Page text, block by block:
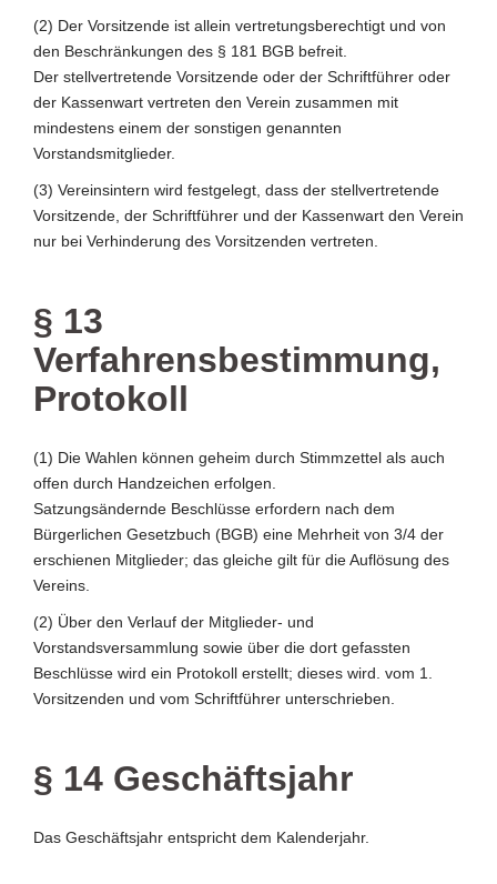
(2) Der Vorsitzende ist allein vertretungsberechtigt und von
den Beschränkungen des § 181 BGB befreit.
Der stellvertretende Vorsitzende oder der Schriftführer oder
der Kassenwart vertreten den Verein zusammen mit
mindestens einem der sonstigen genannten
Vorstandsmitglieder.
(3) Vereinsintern wird festgelegt, dass der stellvertretende
Vorsitzende, der Schriftführer und der Kassenwart den Verein
nur bei Verhinderung des Vorsitzenden vertreten.
§ 13
Verfahrensbestimmung,
Protokoll
(1) Die Wahlen können geheim durch Stimmzettel als auch
offen durch Handzeichen erfolgen.
Satzungsändernde Beschlüsse erfordern nach dem
Bürgerlichen Gesetzbuch (BGB) eine Mehrheit von 3/4 der
erschienen Mitglieder; das gleiche gilt für die Auflösung des
Vereins.
(2) Über den Verlauf der Mitglieder- und
Vorstandsversammlung sowie über die dort gefassten
Beschlüsse wird ein Protokoll erstellt; dieses wird. vom 1.
Vorsitzenden und vom Schriftführer unterschrieben.
§ 14 Geschäftsjahr
Das Geschäftsjahr entspricht dem Kalenderjahr.